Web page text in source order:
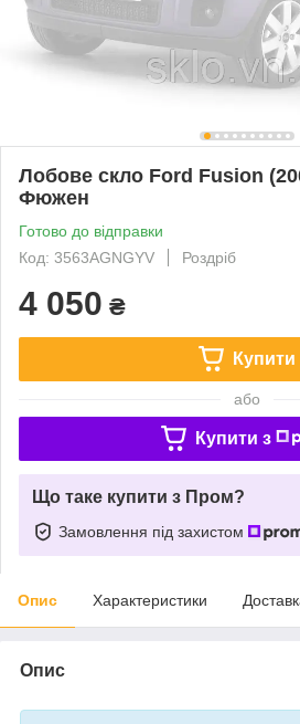
Лобове скло Ford Fusion
Фюжен
Готово до відправки
Код: 3563AGNGYV
Роздріб
4 050 ₴
Купити
або
Купити з
Що таке купити з Пром?
Замовлення під захистом
Опис Характеристики
Опис